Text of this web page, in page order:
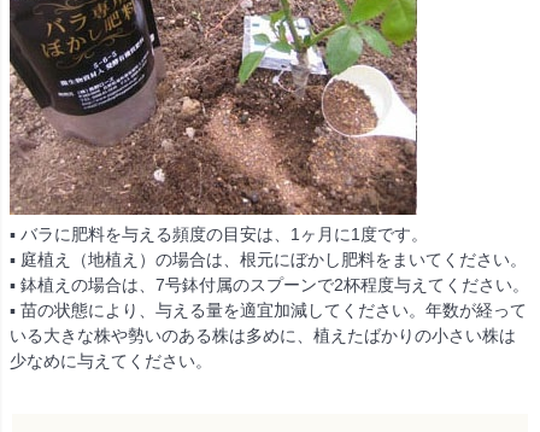
▪ バラに肥料を与える頻度の目安は、1ヶ月に1度です。
▪ 庭植え（地植え）の場合は、根元にぼかし肥料をまいてください。
▪ 鉢植えの場合は、7号鉢付属のスプーンで2杯程度与えてください。
▪ 苗の状態により、与える量を適宜加減してください。年数が経って
いる大きな株や勢いのある株は多めに、植えたばかりの小さい株は
少なめに与えてください。